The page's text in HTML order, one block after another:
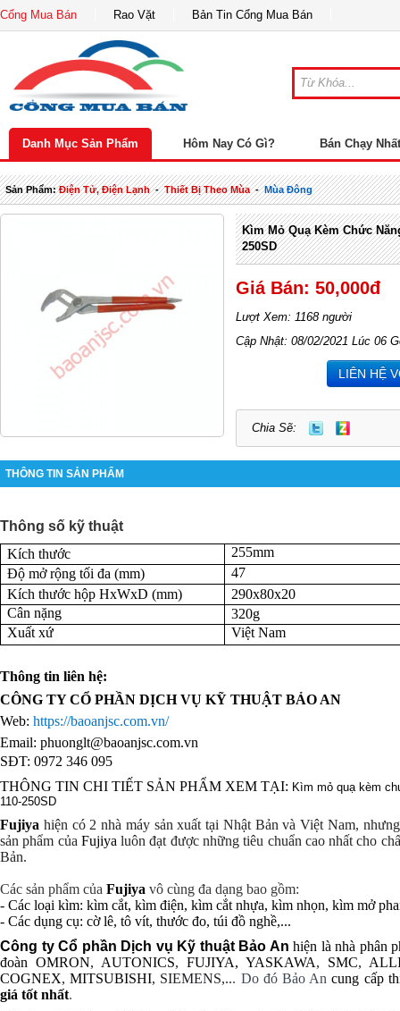
Cổng Mua Bán Rao Vặt Bản Tin Cổng Mua Bán
Danh Mục Sản Phẩm Hôm Nay Có Gì? Bán Chạy Nhất
Sản Phẩm:Điện Tử, Điện Lạnh-Thiết Bị Theo Mùa-Mùa Đông
Kìm Mỏ Quạ Kèm Chức
250SD
Giá Bán: 50,000đ
Lượt Xem: 1168 người
Cập Nhật: 08/02/2021 Lúc 06
LIÊN HỆ
Chia Sẽ:
THÔNG TIN SẢN PHẨM
Thông số kỹ thuật
Kích thước
255mm
Độ mở rộng tối đa (mm)
47
Kích thước hộp HxWxD (mm)
290x80x20
Cân nặng
320g
Xuất xứ
Việt Nam
Thông tin liên hệ:
CÔNG TY CỔ PHẦN DỊCH VỤ KỸ THUẬT BẢO AN
Web: https://baoanjsc.com.vn/
Email: phuonglt@baoanjsc.com.vn
SĐT: 0972 346 095
THÔNG TIN CHI TIẾT SẢN PHẨM XEM TẠI: Kìm mỏ quạ kèm
110-250SD
Fujiya hiện có 2 nhà máy sản xuất tại Nhật Bản và Việt Nam,
sản phẩm của Fujiya luôn đạt được những tiêu chuẩn cao nhất cho
Bản.
Các sản phẩm của Fujiya vô cùng đa dạng bao gồm:
- Các loại kìm: kìm cắt, kìm điện, kìm cắt nhựa, kìm nhọn, kìm mở
- Các dụng cụ: cờ lê, tô vít, thước đo, túi đồ nghề,...
Công ty Cổ phần Dịch vụ Kỹ thuật Bảo An hiện là nhà phân
đoàn OMRON, AUTONICS, FUJIYA, YASKAWA, SMC,
COGNEX,MITSUBISHI, SIEMENS,... Do đó Bảo An cung cấp
giá tốt nhất.